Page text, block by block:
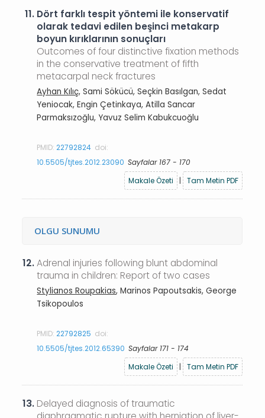
11. Dört farklı tespit yöntemi ile konservatif
olarak tedavi edilen beşinci metakarp
boyun kırıklarının sonuçları
Outcomes of four distinctive fixation methods
in the conservative treatment of fifth
metacarpal neck fractures
Ayhan Kılıç, Sami Sökücü, Seçkin Basılgan, Sedat
Yeniocak, Engin Çetinkaya, Atilla Sancar
Parmaksızoğlu, Yavuz Selim Kabukcuoğlu
PMID:22792824 doi:
10.5505/tjtes.2012.23090 Sayfalar 167 - 170
Makale Özeti
| Tam Metin PDF
OLGU SUNUMU
12.Adrenal injuries following blunt abdominal
trauma in children: Report of two cases
Stylianos Roupakias, Marinos Papoutsakis, George
Tsikopoulos
PMID:22792825 doi:
10.5505/tjtes.2012.65390 Sayfalar 171 - 174
Makale Özeti
| Tam Metin PDF
13. Delayed diagnosis of traumatic